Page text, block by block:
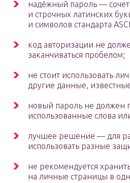
надёжный пароль —
и строчных латинских
и символов стандарта
код авторизации не
заканчиваться пробелом;
не стоит использовать
другие данные,
новый пароль не должен
использованные слова
лучшее решение — для
использовать разные
не рекомендуется
на личные страницы в